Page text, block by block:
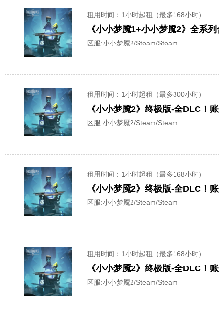
租用时间 ：1小时起租（最多168小时）
《小小梦魇1+小小梦魇2》全系
区服:小小梦魇2/Steam/Steam
租用时间 ：1小时起租（最多300小时）
《小小梦魇2》终极版-全DLC！
区服:小小梦魇2/Steam/Steam
租用时间 ：1小时起租（最多168小时）
《小小梦魇2》终极版-全DLC！
区服:小小梦魇2/Steam/Steam
租用时间 ：1小时起租（最多168小时）
《小小梦魇2》终极版-全DLC！
区服:小小梦魇2/Steam/Steam